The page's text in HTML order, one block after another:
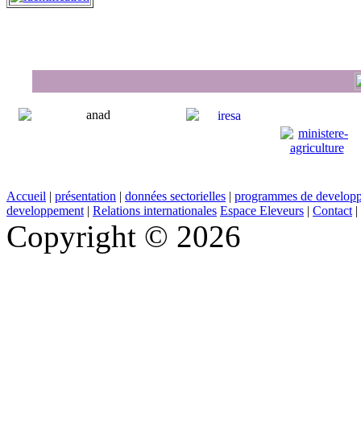
Accueil | présentation | données sectorielles | programmes de
developpement | Relations internationales Espace Eleveurs | Contact |
Copyright © 2026